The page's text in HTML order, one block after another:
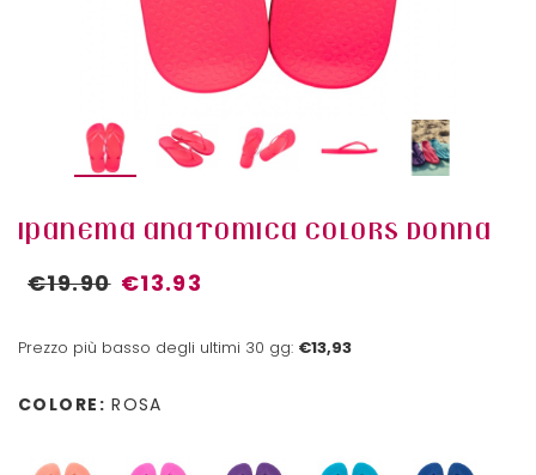
IPANEMA ANATOMICA COLORS DONNA
€19.90 €13.93
Prezzo più basso degli ultimi 30 gg: €13,93
COLORE: ROSA